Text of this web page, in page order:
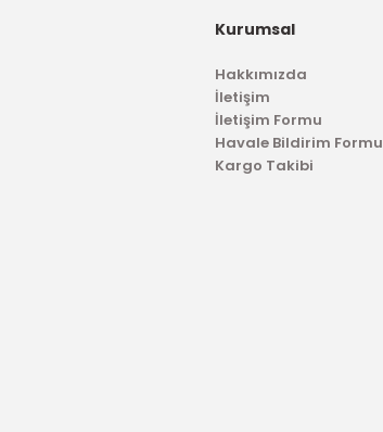
Kurumsal
Hakkımızda
İletişim
İletişim Formu
Havale Bildirim Formu
Kargo Takibi